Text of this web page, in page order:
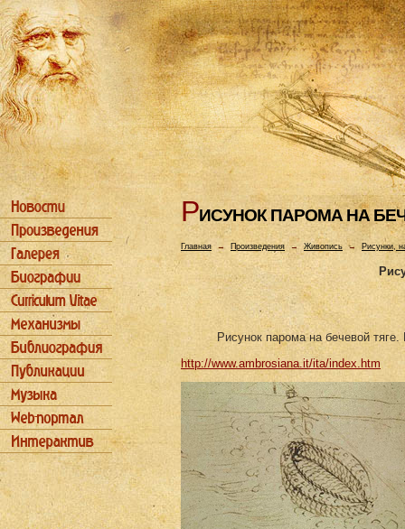
РИСУHОК ПАРОМА HА
Главная→ Произведения → Живопись → Рисунки,
Рисунок парома на бечевой
http://www.ambrosiana.it/ita/index.htm